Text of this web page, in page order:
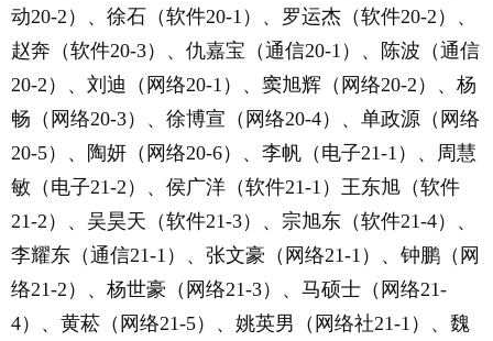
动20-2 ）、徐石（软件20-1 ）、罗运杰（软件20-2 ）、
赵奔（软件20-3）、仇嘉宝（通信20-1 ）、陈波（通信
20-2 ）、刘迪（网络20-1 ）、窦旭辉（网络20-2 ）、杨
畅（网络20-3）、徐博宣（网络20-4）、单政源（网络
20-5）、陶妍（网络20-6）、李帆（电子21-1）、周慧
敏（电子21-2）、侯广洋（软件21-1）王东旭（软件
21-2）、吴昊天（软件21-3）、宗旭东（软件21-4）、
李耀东（通信21-1）、张文豪（网络21-1）、钟鹏（网
络21-2）、杨世豪（网络21-3）、马硕士（网络21-
4）、黄菘（网络21-5）、姚英男（网络社21-1）、魏